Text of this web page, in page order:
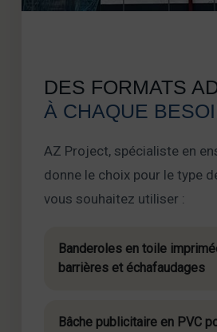
DES FORMATS
À CHAQUE
AZ Project, spécialiste en
donne le choix pour le type
vous souhaitez utiliser :
Banderoles en toile
barrières et échafaudages
Bâche publicitaire en PVC